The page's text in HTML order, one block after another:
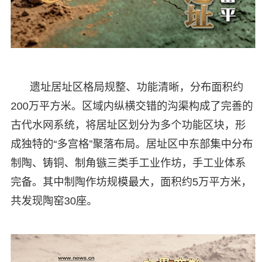
遗址居址区格局规整、功能清晰，分布面积约
200万平方米。区域内纵横交错的沟渠构成了完善的
古代水网系统，将居址区划分为多个功能区块，形
成独特的“多宫格”聚落布局。居址区中东部集中分布
制陶、铸铜、制角镞三类手工业作坊，手工业体系
完备。其中制陶作坊规模最大，面积约5万平方米，
共发现陶窑30座。